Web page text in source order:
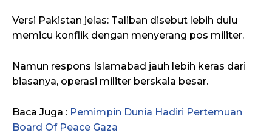
Versi Pakistan jelas: Taliban disebut lebih dulu
memicu konflik dengan menyerang pos militer.
Namun respons Islamabad jauh lebih keras dari
biasanya, operasi militer berskala besar.
Baca Juga : Pemimpin Dunia Hadiri Pertemuan
Board Of Peace Gaza